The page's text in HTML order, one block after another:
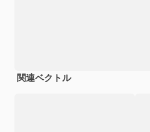
関連ベクトル